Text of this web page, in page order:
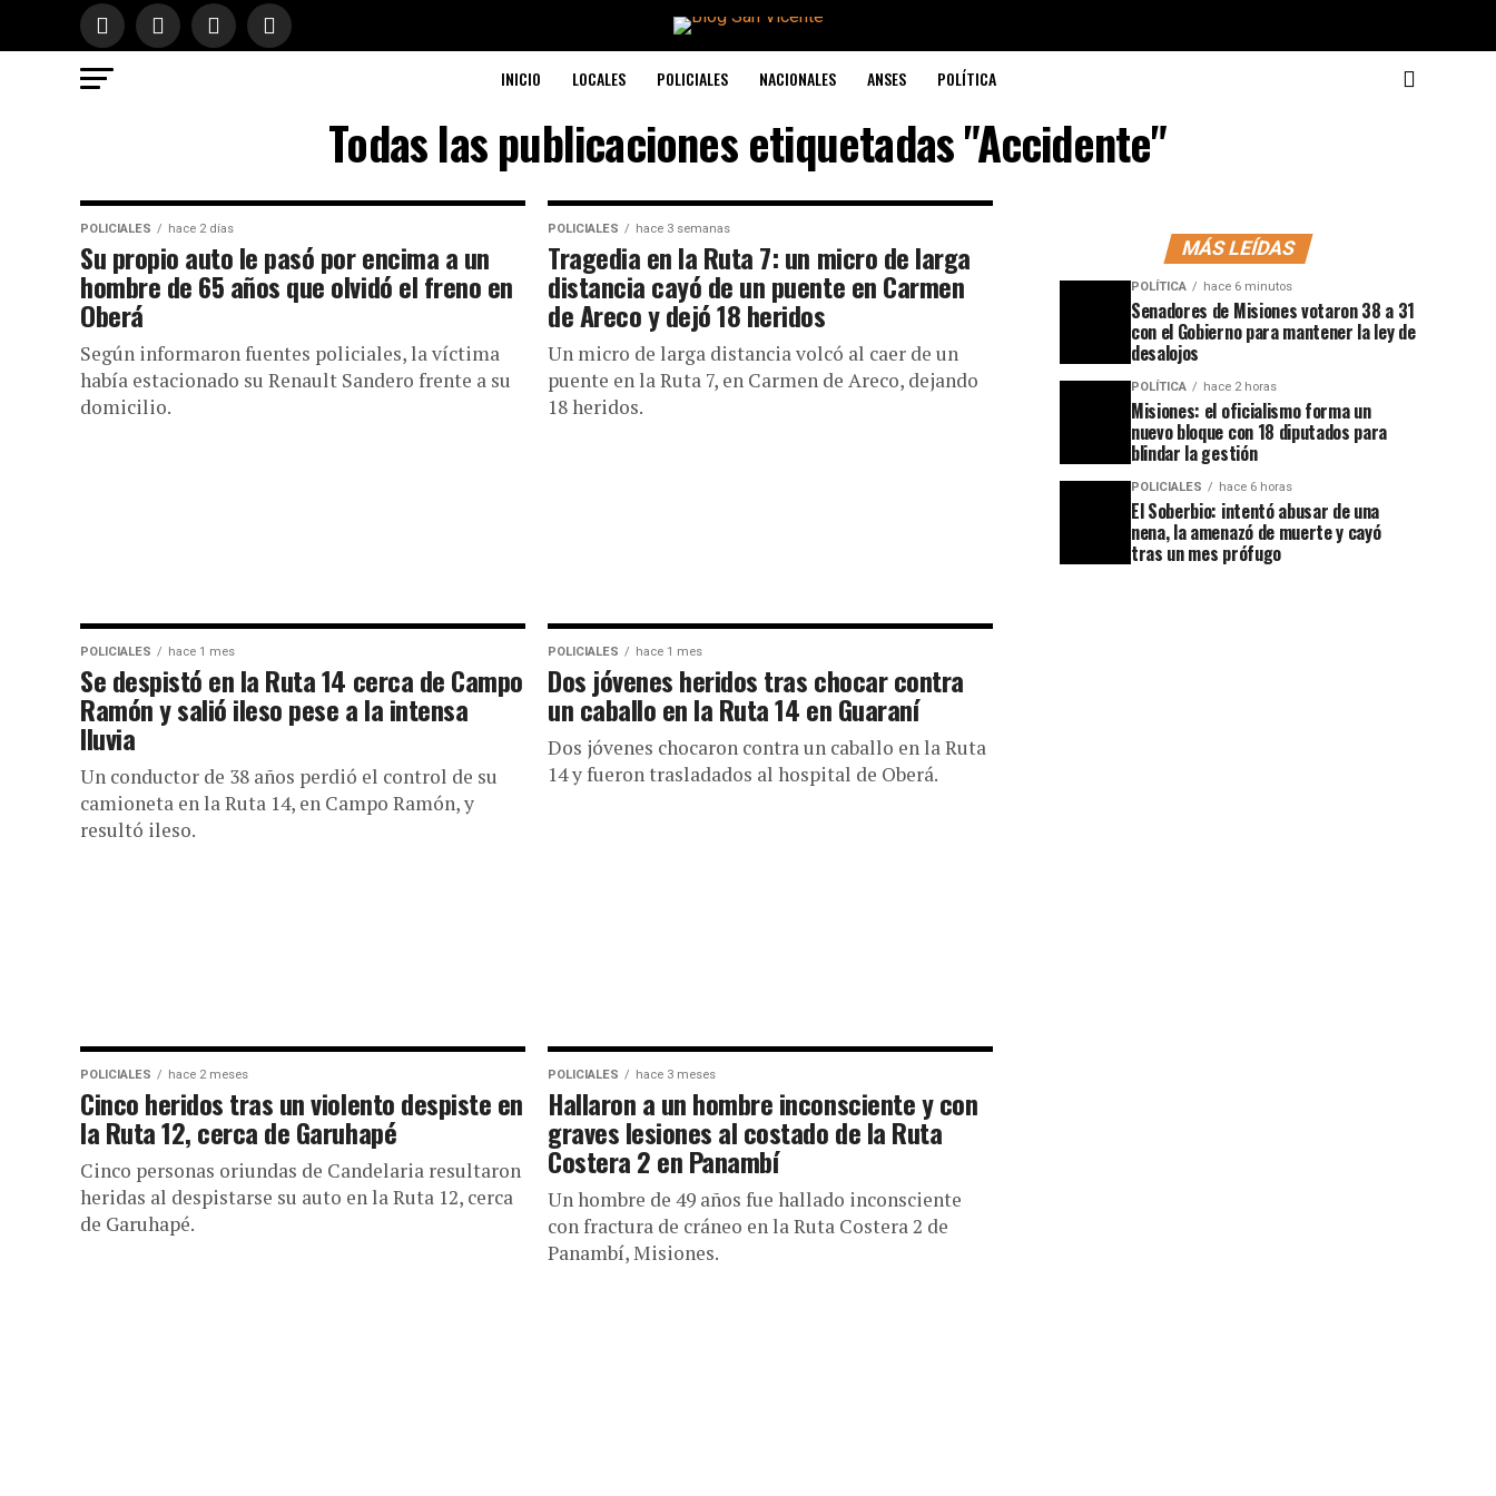
INICIO LOCALES POLICIALES NACIONALES ANSES POLÍTICA
Todas las publicaciones etiquetadas "Accidente"
POLICIALES hace 2 días
Su propio auto le pasó por encima a un
hombre de 65 años que olvidó el freno en
Oberá
Según informaron fuentes policiales, la víctima
había estacionado su Renault Sandero frente a su
domicilio.
POLICIALES hace 3 semanas
Tragedia en la Ruta 7: un micro de larga
distancia cayó de un puente en Carmen
de Areco y dejó 18 heridos
Un micro de larga distancia volcó al caer de un
puente en la Ruta 7, en Carmen de Areco, dejando
18 heridos.
POLICIALES hace 1 mes
Se despistó en la Ruta 14 cerca de Campo
Ramón y salió ileso pese a la intensa
lluvia
Un conductor de 38 años perdió el control de su
camioneta en la Ruta 14, en Campo Ramón, y
resultó ileso.
POLICIALES hace 1 mes
Dos jóvenes heridos tras chocar contra
un caballo en la Ruta 14 en Guaraní
Dos jóvenes chocaron contra un caballo en la Ruta
14 y fueron trasladados al hospital de Oberá.
POLICIALES hace 2 meses
Cinco heridos tras un violento despiste en
la Ruta 12, cerca de Garuhapé
Cinco personas oriundas de Candelaria resultaron
heridas al despistarse su auto en la Ruta 12, cerca
de Garuhapé.
POLICIALES hace 3 meses
Hallaron a un hombre inconsciente y con
graves lesiones al costado de la Ruta
Costera 2 en Panambí
Un hombre de 49 años fue hallado inconsciente
con fractura de cráneo en la Ruta Costera 2 de
Panambí, Misiones.
MÁS LEÍDAS
POLÍTICA hace 6 minutos
Senadores de Misiones votaron 38 a 31
con el Gobierno para mantener la ley de
desalojos
POLÍTICA hace 2 horas
Misiones: el oficialismo forma un
nuevo bloque con 18 diputados para
blindar la gestión
POLICIALES hace 6 horas
El Soberbio: intentó abusar de una
nena, la amenazó de muerte y cayó
tras un mes prófugo